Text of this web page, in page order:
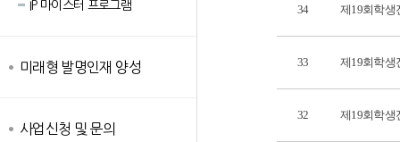
IP 마이스터 프로그램
미래형 발명인재 양성
사업신청 및 문의
34 제19회학생
33 제19회학생
32 제19회학생